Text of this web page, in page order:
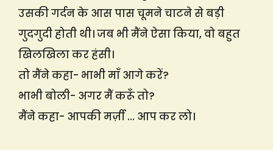
उसकी गर्दन के आस पास चूमने चाटने से बड़ी
गुदगुदी होती थी। जब भी मैंने ऐसा किया, वो बहुत
खिलखिला कर हंसी।
तो मैंने कहा- भाभी माँ आगे करें?
भाभी बोली- अगर मैं करूँ तो?
मैंने कहा- आपकी मर्ज़ी … आप कर लो।